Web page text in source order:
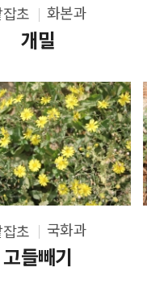
초 화본과
개밀
초 국화과
고들빼기